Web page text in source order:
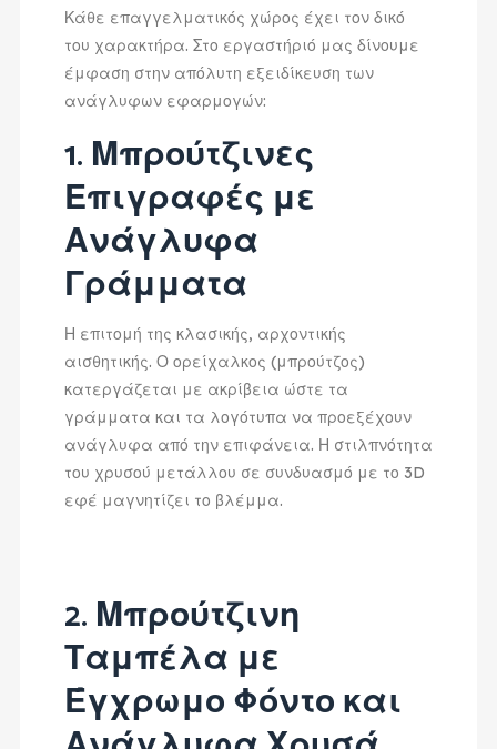
Κάθε επαγγελματικός χώρος έχει τον δικό
του χαρακτήρα. Στο εργαστήριό μας δίνουμε
έμφαση στην απόλυτη εξειδίκευση των
ανάγλυφων εφαρμογών:
1. Μπρούτζινες
Επιγραφές με
Ανάγλυφα
Γράμματα
Η επιτομή της κλασικής, αρχοντικής
αισθητικής. Ο ορείχαλκος (μπρούτζος)
κατεργάζεται με ακρίβεια ώστε τα
γράμματα και τα λογότυπα να προεξέχουν
ανάγλυφα από την επιφάνεια. Η στιλπνότητα
του χρυσού μετάλλου σε συνδυασμό με το 3D
εφέ μαγνητίζει το βλέμμα.
2. Μπρούτζινη
Ταμπέλα με
Έγχρωμο Φόντο και